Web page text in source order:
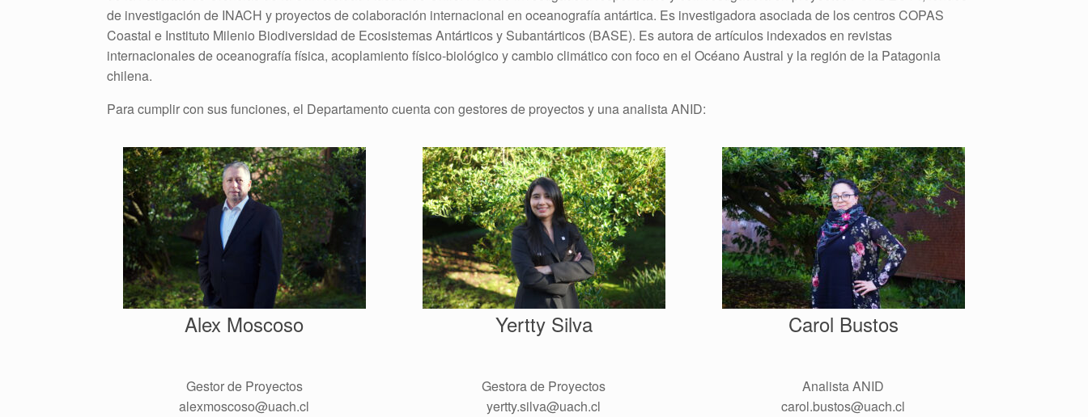
de investigación de INACH y proyectos de colaboración internacional en oceanografía antártica. Es investigadora asociada de los centros COPAS
Coastal e Instituto Milenio Biodiversidad de Ecosistemas Antárticos y Subantárticos (BASE). Es autora de artículos indexados en revistas
internacionales de oceanografía física, acoplamiento físico-biológico y cambio climático con foco en el Océano Austral y la región de la Patagonia
chilena.
Para cumplir con sus funciones, el Departamento cuenta con gestores de proyectos y una analista ANID:
Alex Moscoso Yertty Silva Carol Bustos
Gestor de Proyectos
alexmoscoso@uach.cl
Gestora de Proyectos
yertty.silva@uach.cl
Analista ANID
carol.bustos@uach.cl